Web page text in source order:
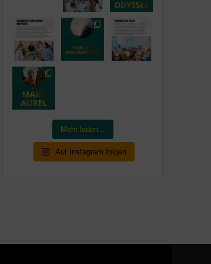
Mehr laden...
Auf Instagram folgen